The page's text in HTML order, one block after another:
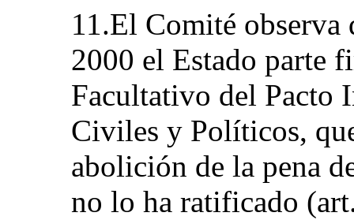
11.El Comité observa
2000 el Estado parte
Facultativo del Pacto
Civiles y Políticos,
abolición de la pena
no lo ha ratificado